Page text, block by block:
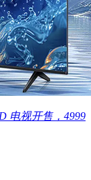
电视开售，4999